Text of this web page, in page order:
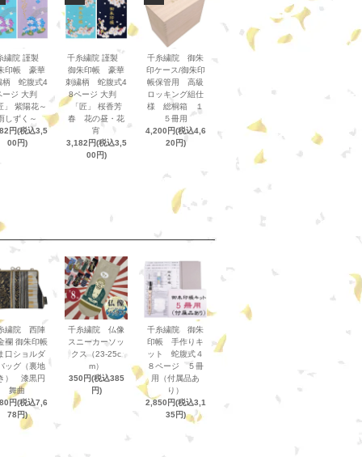
繍院 謹製
印帳 豪華
柄 蛇腹式4
ージ 大判
」 紫陽花～
しずく～
円(税込3,5
00円)
千糸繍院 謹製
御朱印帳 豪華
刺繍柄 蛇腹式4
8ページ 大判
「匠」 桜香芳
春 花の昼・花
宵
3,182円(税込3,5
00円)
千糸繍院 御朱
印ケース/御朱印
帳保管用 高級
ロッキング組仕
様 総桐箱 １
５冊用
4,200円(税込4,6
20円)
繍院 西陣
襴 御朱印帳
口ショルダ
ッグ（裏地
） 漆黒円
舞曲
円(税込7,6
78円)
千糸繍院 仏像
スニーカーソッ
クス（23-25c
m）
350円(税込385
円)
千糸繍院 御朱
印帳 手作りキ
ット 蛇腹式４
８ページ ５冊
用（付属品あ
り）
2,850円(税込3,1
35円)